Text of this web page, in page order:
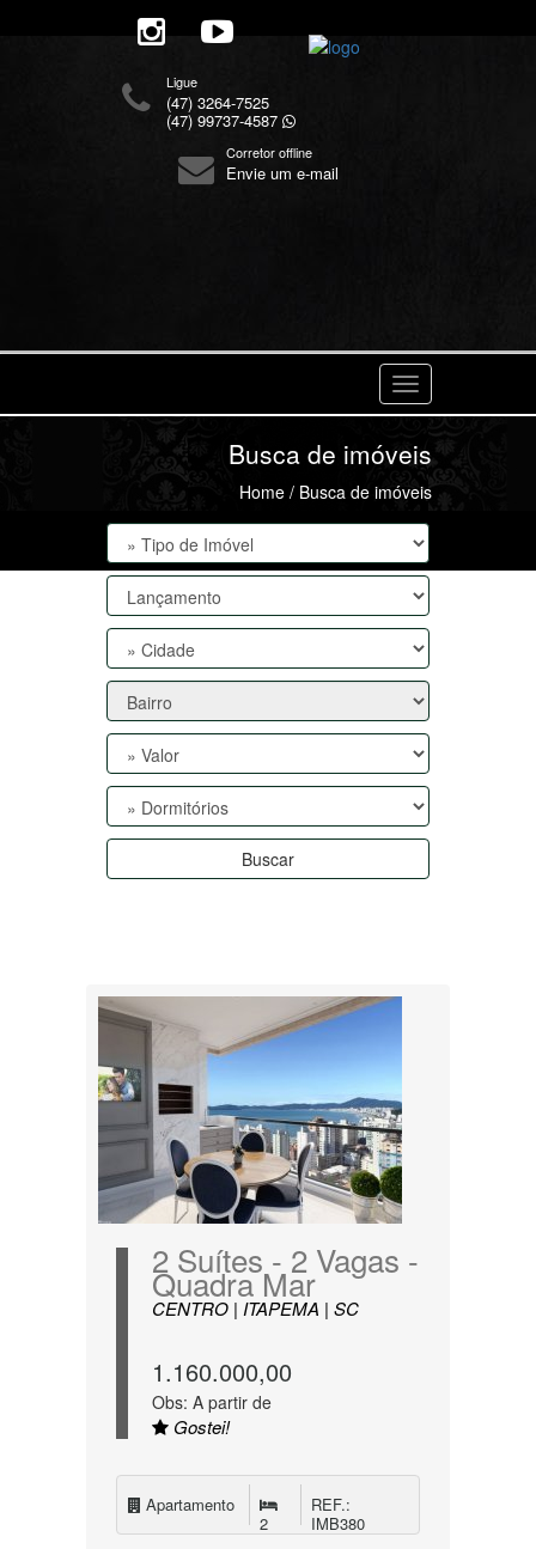
Ligue
(47) 3264-7525
(47) 99737-4587
Corretor offline
Envie um e-mail
Navegaçåo
Busca de imóveis
Home / Busca de imóveis
Buscar
2 Suítes - 2 Vagas -
Quadra Mar
CENTRO | ITAPEMA | SC
1.160.000,00
Obs: A partir de
Gostei!
Apartamento
2
REF.:
IMB380